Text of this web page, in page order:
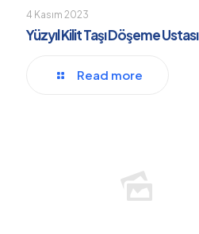
4 Kasım 2023
Yüzyıl Kilit Taşı Döşeme Ustası
Read more